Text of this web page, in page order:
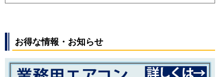
PCZ-ZRMP56KL3
PCZ-ZRMP56SKL4
PCZ-ZRMP56KL4
お得な情報・お知らせ